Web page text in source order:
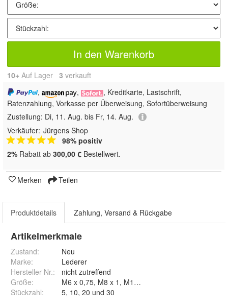
In den Warenkorb
10+ Auf Lager 3 verkauft
,
,
, Kreditkarte, Lastschrift,
Ratenzahlung, Vorkasse per Überweisung, Sofortüberweisung
Zustellung: Di, 11. Aug. bis Fr, 14. Aug.
Verkäufer: Jürgens Shop
98% positiv
2% Rabatt ab 300,00 € Bestellwert.
Merken Teilen
Produktdetails Zahlung, Versand & Rückgabe
Artikelmerkmale
Zustand:
Neu
Marke:
Lederer
Hersteller Nr.:
nicht zutreffend
Größe:
Stückzahl: 5, 10, 20 und 30